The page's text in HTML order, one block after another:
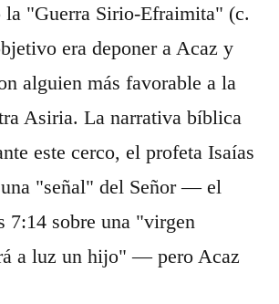
la "Guerra Sirio-Efraimita" (c.
era deponer a Acaz y
alguien más favorable a la
Asiria. La narrativa bíblica
este cerco, el profeta Isaías
"señal" del Señor — el
7:14 sobre una "virgen
a luz un hijo" — pero Acaz